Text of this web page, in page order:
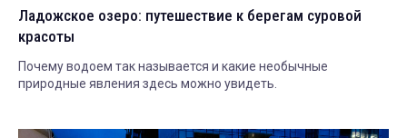
Ладожское озеро: путешествие к берегам суровой
красоты
Почему водоем так называется и какие необычные
природные явления здесь можно увидеть.